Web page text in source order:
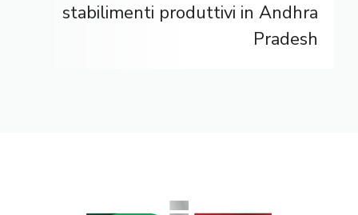
stabilimenti produttivi in ​​Andhra
Pradesh